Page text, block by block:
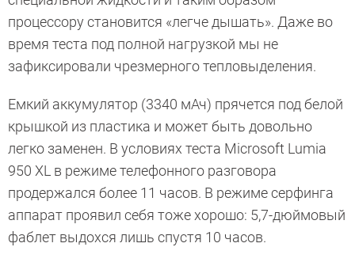
процессору становится «легче дышать». Даже во
время теста под полной нагрузкой мы не
зафиксировали чрезмерного тепловыделения.
Емкий аккумулятор (3340 мАч) прячется под белой
крышкой из пластика и может быть довольно
легко заменен. В условиях теста Microsoft Lumia
950 XL в режиме телефонного разговора
продержался более 11 часов. В режиме серфинга
аппарат проявил себя тоже хорошо: 5,7-дюймовый
фаблет выдохся лишь спустя 10 часов.